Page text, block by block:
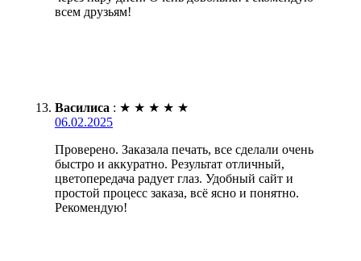
всем друзьям!
Василиса : ★ ★ ★ ★ ★
06.02.2025
Проверено. Заказала печать, все сделали очень
быстро и аккуратно. Результат отличный,
цветопередача радует глаз. Удобный сайт и
простой процесс заказа, всё ясно и понятно.
Рекомендую!